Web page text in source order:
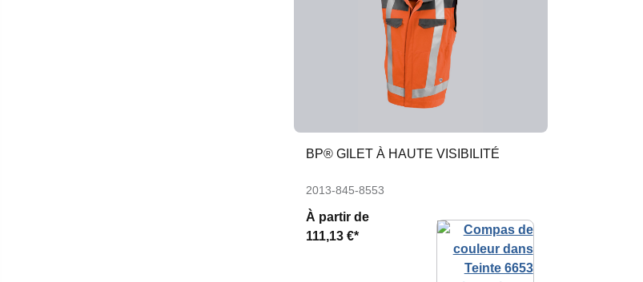
BP® GILET À HAUTE VISIBILITÉ
2013-845-8553
À partir de
111,13 €*